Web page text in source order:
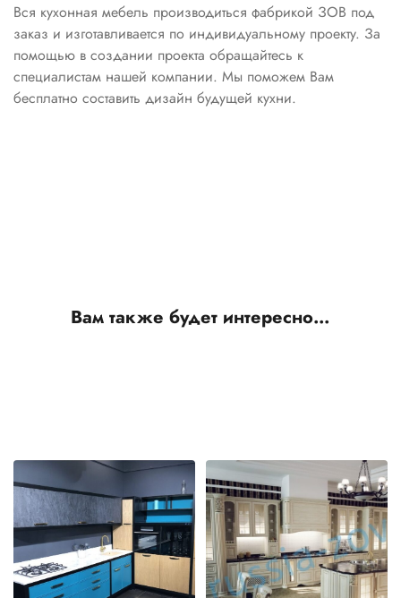
Вся кухонная мебель производиться фабрикой ЗОВ под
заказ и изготавливается по индивидуальному проекту. За
помощью в создании проекта обращайтесь к
специалистам нашей компании. Мы поможем Вам
бесплатно составить дизайн будущей кухни.
Вам также будет интересно…